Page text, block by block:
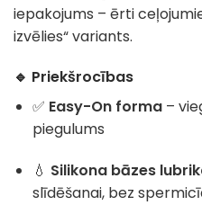
iepakojums – ērti
izvēlies“ variants.
🔹 Priekšrocības
✅ Easy-On forma–
piegulums
💧 Silikona bāzes
slīdēšanai, bez